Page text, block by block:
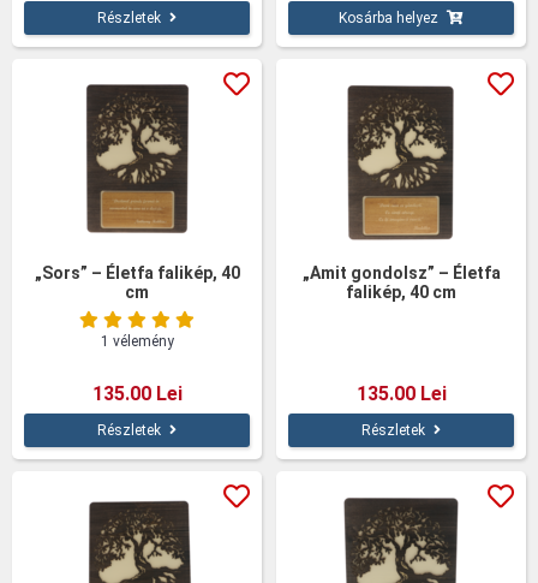
Részletek Kosárba helyez
„Sors” – Életfa falikép, 40
cm
1 vélemény
135.00 Lei
Részletek
„Amit gondolsz” – Életfa
falikép, 40 cm
135.00 Lei
Részletek